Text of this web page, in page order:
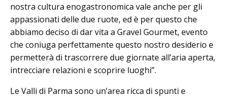
nostra cultura enogastronomica vale anche per gli
appassionati delle due ruote, ed è per questo che
abbiamo deciso di dar vita a Gravel Gourmet, evento
che coniuga perfettamente questo nostro desiderio e
permetterà di trascorrere due giornate all’aria aperta,
intrecciare relazioni e scoprire luoghi”.
Le Valli di Parma sono un’area ricca di spunti e